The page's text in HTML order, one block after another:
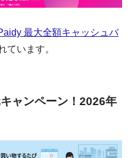
最大全額キャッシュバ
ています。
ャンペーン！2026年